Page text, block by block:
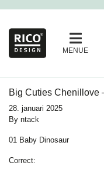
MENUE
Big Cuties Chenillove
28. januari 2025
By ntack
01 Baby Dinosaur
Correct: